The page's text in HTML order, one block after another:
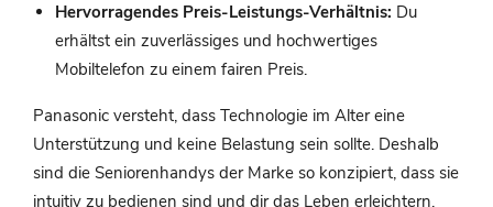
Hervorragendes Preis-Leistungs-Verhältnis: Du
erhältst ein zuverlässiges und hochwertiges
Mobiltelefon zu einem fairen Preis.
Panasonic versteht, dass Technologie im Alter eine
Unterstützung und keine Belastung sein sollte. Deshalb
sind die Seniorenhandys der Marke so konzipiert, dass sie
intuitiv zu bedienen sind und dir das Leben erleichtern.